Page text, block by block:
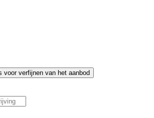
voor verfijnen van het aanbod